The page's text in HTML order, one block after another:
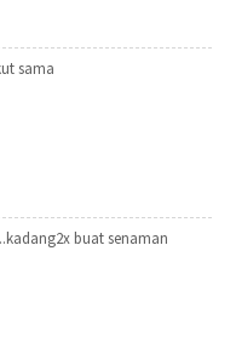
sama
buat senaman